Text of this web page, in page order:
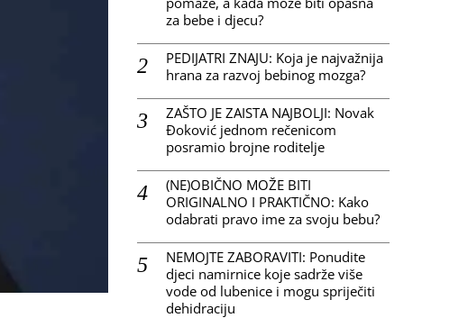
za bebe i djecu?
PEDIJATRI ZNAJU: Koja je najvažnija
hrana za razvoj bebinog mozga?
ZAŠTO JE ZAISTA NAJBOLJI: Novak
Đoković jednom rečenicom
posramio brojne roditelje
(NE)OBIČNO MOŽE BITI
ORIGINALNO I PRAKTIČNO: Kako
odabrati pravo ime za svoju bebu?
NEMOJTE ZABORAVITI: Ponudite
djeci namirnice koje sadrže više
vode od lubenice i mogu spriječiti
dehidraciju